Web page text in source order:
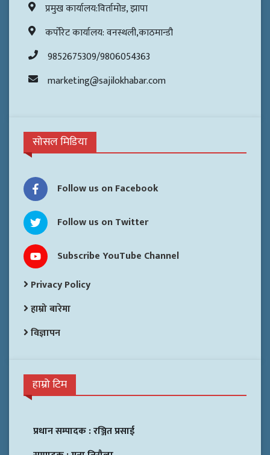
प्रमुख कार्यालय:विर्तामोड, झापा
कर्पोरेट कार्यालय: वनस्थली,काठमान्डौ
9852675309/9806054363
marketing@sajilokhabar.com
सोसल मिडिया
Follow us on Facebook
Follow us on Twitter
Subscribe YouTube Channel
Privacy Policy
हाम्रो बारेमा
विज्ञापन
हाम्रो टिम
प्रधान सम्पादक :रञ्जित प्रसाई